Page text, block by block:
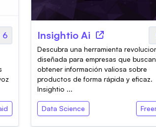
6 Insightio Ai
Descubra una herramienta
diseñada para empresas que buscan
obtener información valiosa sobre
productos de forma rápida y eficaz.
Insightio ...
Data Science